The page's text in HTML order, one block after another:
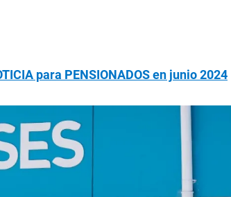
para PENSIONADOS en junio 2024